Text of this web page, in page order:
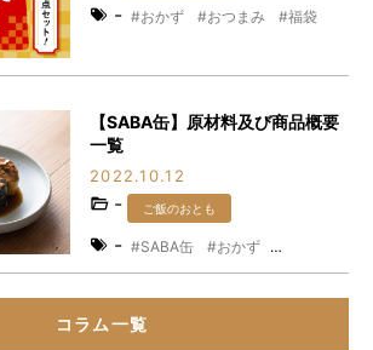
- おかず おつまみ 福袋
【SABA缶】原材料及び商品概要
一覧
2022.10.12
- ご飯のおとも
- SABA缶
おかず
おつまみ
木桶調味料
コラム一覧